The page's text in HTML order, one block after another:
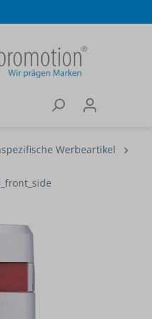
040 / 570 18 25 70
Werbeartikel